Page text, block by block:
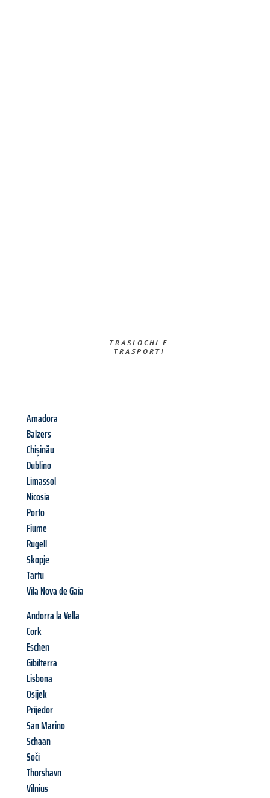
TRASLOCHI E
TRASPORTI​
Amadora
Balzers
Chișinău
Dublino
Limassol
Nicosia
Porto
Fiume
Rugell
Skopje
Tartu
Vila Nova de Gaia
Andorra la Vella
Cork
Eschen
Gibilterra
Lisbona
Osijek
Prijedor
San Marino
Schaan
Soči
Thorshavn
Vilnius